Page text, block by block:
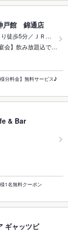
館 錦通店
り徒歩5分／ＪＲ…
会】飲み放題込で…
分料金】無料サービス♪
& Bar
1名無料クーポン
ギャッツビ